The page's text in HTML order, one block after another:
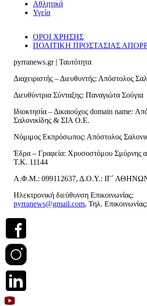
Αθλητικά
Υγεία
ΟΡΟΙ ΧΡΗΣΗΣ
ΠΟΛΙΤΙΚΗ ΠΡΟΣΤΑΣΙΑΣ
pyrranews.gr | Ταυτότητα
Διαχειριστής – Διευθυντής: Απόστολος
Διευθύντρια Σύνταξης: Παναγιώτα Σούγια
Ιδιοκτησία – Δικαιούχος domain name:
Σαλονικίδης & ΣΙΑ Ο.Ε.
Νόμιμος Εκπρόσωπος: Απόστολος
Έδρα – Γραφεία: Χρυσοστόμου Σμύρνης
Τ.Κ. 11144
Α.Φ.Μ.: 099112637, Δ.Ο.Υ.: ΙΓ΄
Ηλεκτρονική διεύθυνση Επικοινωνίας:
pyrranews@gmail.com, Τηλ.